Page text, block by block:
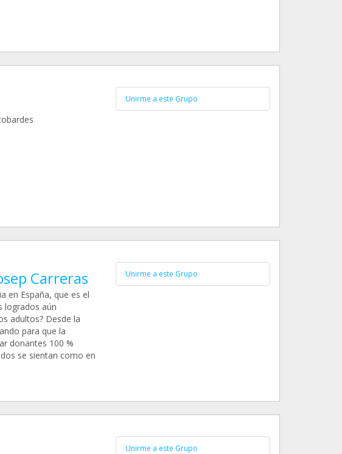
Unirme a este Grupo
Carreras
en España, que es el
logrados aún
adultos? Desde la
para que la
donantes 100 %
se sientan como en
Unirme a este Grupo
Unirme a este Grupo